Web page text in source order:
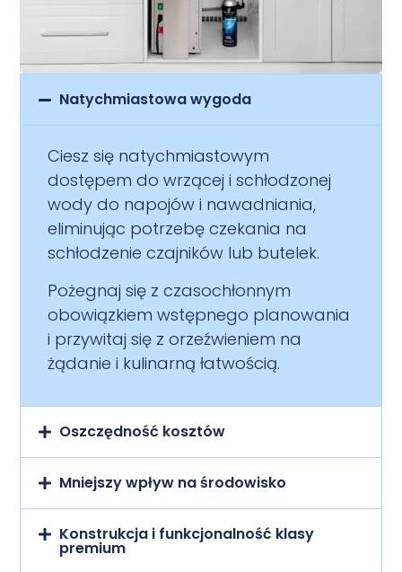
Natychmiastowa wygoda
Ciesz się natychmiastowym
dostępem do wrzącej i schłodzonej
wody do napojów i nawadniania,
eliminując potrzebę czekania na
schłodzenie czajników lub butelek.
Pożegnaj się z czasochłonnym
obowiązkiem wstępnego planowania
i przywitaj się z orzeźwieniem na
żądanie i kulinarną łatwością.
Oszczędność kosztów
Mniejszy wpływ na środowisko
Konstrukcja i funkcjonalność klasy
premium